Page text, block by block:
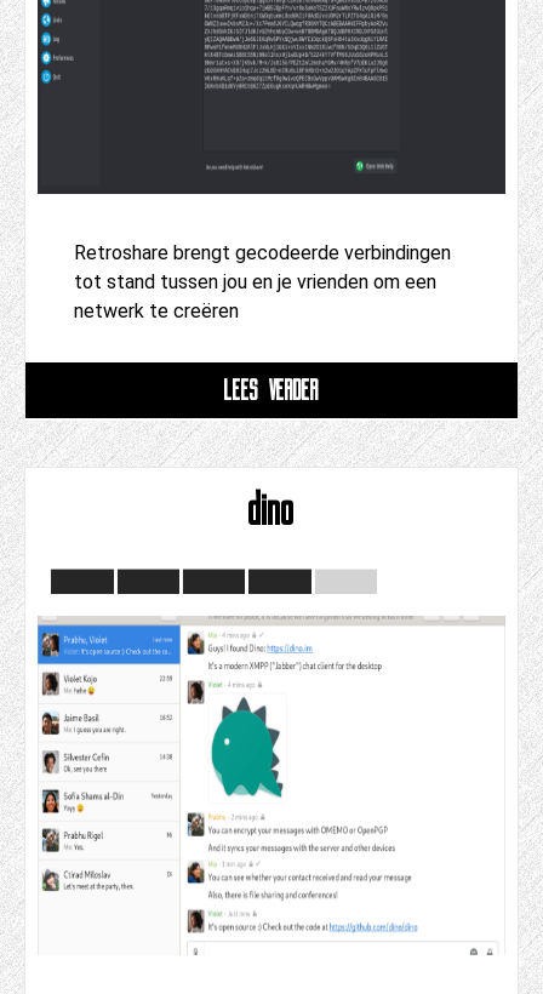
Retroshare brengt gecodeerde verbindingen
tot stand tussen jou en je vrienden om een ​​
netwerk te creëren
LEES VERDER
dino